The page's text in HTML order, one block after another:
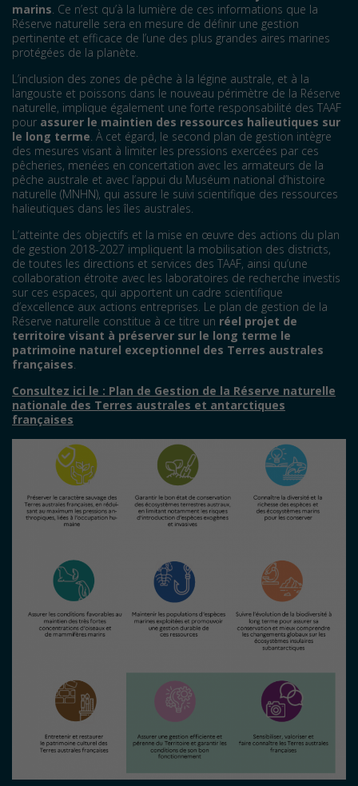
marins . Ce n’est qu’à la lumière de ces informations que la
Réserve naturelle sera en mesure de définir une gestion
pertinente et efficace de l’une des plus grandes aires marines
protégées de la planète.
L’inclusion des zones de pêche à la légine australe, et à la
langouste et poissons dans le nouveau périmètre de la Réserve
naturelle, implique également une forte responsabilité des TAAF
pour assurer le maintien des ressources halieutiques sur
le long terme . À cet égard, le second plan de gestion intègre
des mesures visant à limiter les pressions exercées par ces
pêcheries, menées en concertation avec les armateurs de la
pêche australe et avec l’appui du Muséum national d’histoire
naturelle (MNHN), qui assure le suivi scientifique des ressources
halieutiques dans les îles australes.
L’atteinte des objectifs et la mise en œuvre des actions du plan
de gestion 2018-2027 impliquent la mobilisation des districts,
de toutes les directions et services des TAAF, ainsi qu’une
collaboration étroite avec les laboratoires de recherche investis
sur ces espaces, qui apportent un cadre scientifique
d’excellence aux actions entreprises. Le plan de gestion de la
Réserve naturelle constitue à ce titre un réel projet de
territoire visant à préserver sur le long terme le
patrimoine naturel exceptionnel des Terres australes
françaises
Consultez ici le : Plan de Gestion de la Réserve naturelle
nationale des Terres australes et antarctiques
françaises